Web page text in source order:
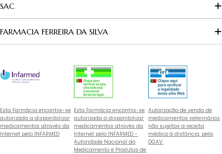
SAC
FARMACIA FERREIRA DA SILVA
Esta Farmácia encontra-se
autorizada a disponibilizar
medicamentos através da
Internet pelo INFARMED
Esta Farmácia encontra-se
autorizada a disponibilizar
medicamentos através da
Internet pelo INFARMED -
Autoridade Nacional do
Medicamento e Produtos de
Autorização de venda de
medicamentos veterinários
não sujeitos a receita
médica à distância, pela
DGAV.